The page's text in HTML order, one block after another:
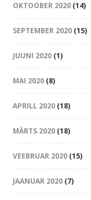
OKTOOBER 2020 (14)
SEPTEMBER 2020 (15)
JUUNI 2020 (1)
MAI 2020 (8)
APRILL 2020 (18)
MÄRTS 2020 (18)
VEEBRUAR 2020 (15)
JAANUAR 2020 (7)